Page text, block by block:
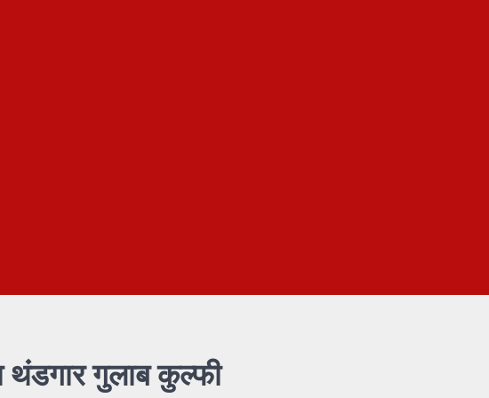
थंडगार गुलाब कुल्फी